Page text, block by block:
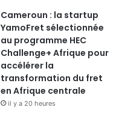
Cameroun : la startup
YamoFret sélectionnée
au programme HEC
Challenge+ Afrique pour
accélérer la
transformation du fret
en Afrique centrale
il y a 20 heures